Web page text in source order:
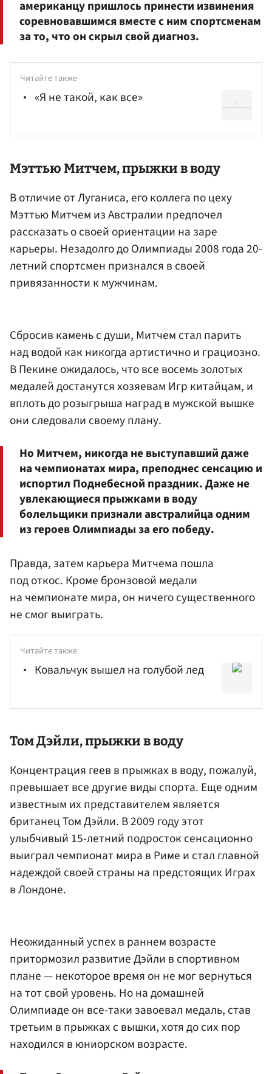
американцу пришлось принести извинения
соревновавшимся вместе с ним спортсменам
за то, что он скрыл свой диагноз.
Читайте также
«Я не такой, как все»
Мэттью Митчем, прыжки в воду
В отличие от Луганиса, его коллега по цеху
Мэттью Митчем из Австралии предпочел
рассказать о своей ориентации на заре
карьеры. Незадолго до Олимпиады 2008 года 20-
летний спортсмен признался в своей
привязанности к мужчинам.
Сбросив камень с души, Митчем стал парить
над водой как никогда артистично и грациозно.
В Пекине ожидалось, что все восемь золотых
медалей достанутся хозяевам Игр китайцам, и
вплоть до розыгрыша наград в мужской вышке
они следовали своему плану.
Но Митчем, никогда не выступавший даже
на чемпионатах мира, преподнес сенсацию и
испортил Поднебесной праздник. Даже не
увлекающиеся прыжками в воду
болельщики признали австралийца одним
из героев Олимпиады за его победу.
Правда, затем карьера Митчема пошла
под откос. Кроме бронзовой медали
на чемпионате мира, он ничего существенного
не смог выиграть.
Читайте также
Ковальчук вышел на голубой лед
Том Дэйли, прыжки в воду
Концентрация геев в прыжках в воду, пожалуй,
превышает все другие виды спорта. Еще одним
известным их представителем является
британец Том Дэйли. В 2009 году этот
улыбчивый 15-летний подросток сенсационно
выиграл чемпионат мира в Риме и стал главной
надеждой своей страны на предстоящих Играх
в Лондоне.
Неожиданный успех в раннем возрасте
притормозил развитие Дэйли в спортивном
плане — некоторое время он не мог вернуться
на тот свой уровень. Но на домашней
Олимпиаде он все-таки завоевал медаль, став
третьим в прыжках с вышки, хотя до сих пор
находился в юниорском возрасте.